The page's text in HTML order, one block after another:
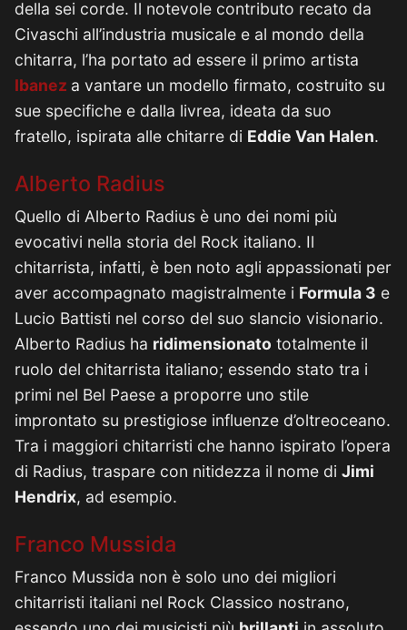
della sei corde. Il notevole contributo recato da
Civaschi all’industria musicale e al mondo della
chitarra, l’ha portato ad essere il primo artista
Ibanez a vantare un modello firmato, costruito su
sue specifiche e dalla livrea, ideata da suo
fratello, ispirata alle chitarre di Eddie Van Halen.
Alberto Radius
Quello di Alberto Radius è uno dei nomi più
evocativi nella storia del Rock italiano. Il
chitarrista, infatti, è ben noto agli appassionati per
aver accompagnato magistralmente i Formula 3 e
Lucio Battisti nel corso del suo slancio visionario.
Alberto Radius ha ridimensionato totalmente il
ruolo del chitarrista italiano; essendo stato tra i
primi nel Bel Paese a proporre uno stile
improntato su prestigiose influenze d’oltreoceano.
Tra i maggiori chitarristi che hanno ispirato l’opera
di Radius, traspare con nitidezza il nome di Jimi
Hendrix, ad esempio.
Franco Mussida
Franco Mussida non è solo uno dei migliori
chitarristi italiani nel Rock Classico nostrano,